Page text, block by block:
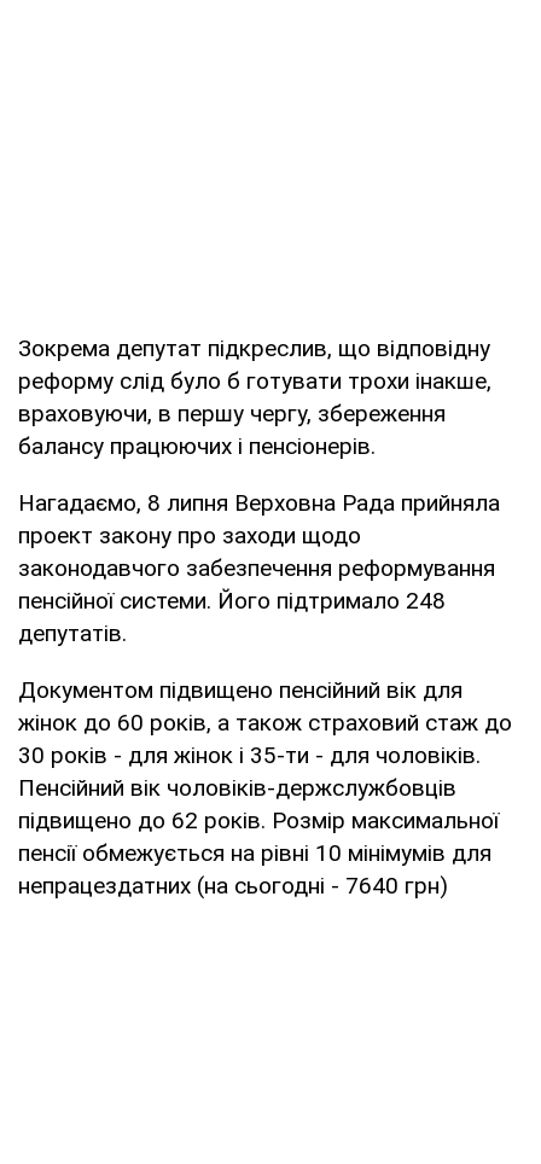
Зокрема депутат підкреслив, що відповідну
реформу слід було б готувати трохи інакше,
враховуючи, в першу чергу, збереження
балансу працюючих і пенсіонерів.
Нагадаємо, 8 липня Верховна Рада прийняла
проект закону про заходи щодо
законодавчого забезпечення реформування
пенсійної системи. Його підтримало 248
депутатів.
Документом підвищено пенсійний вік для
жінок до 60 років, а також страховий стаж до
30 років - для жінок і 35-ти - для чоловіків.
Пенсійний вік чоловіків-держслужбовців
підвищено до 62 років. Розмір максимальної
пенсії обмежується на рівні 10 мінімумів для
непрацездатних (на сьогодні - 7640 грн)